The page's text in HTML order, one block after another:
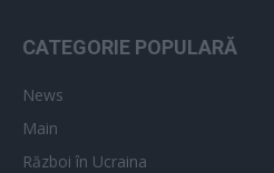
CATEGORIE POPULARĂ
News
Main
Război în Ucraina